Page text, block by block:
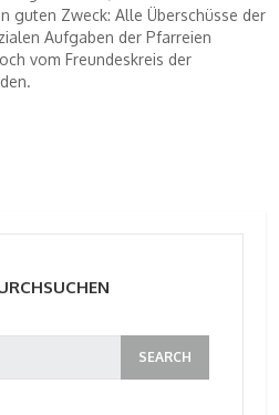
guten Zweck: Alle Überschüsse der
Aufgaben der Pfarreien
vom Freundeskreis der